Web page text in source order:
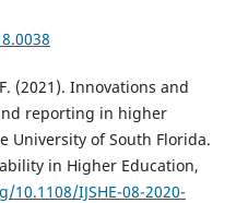
(2021). Innovations and
reporting in higher
University of South Florida.
in Higher Education,
IJSHE-08-2020-